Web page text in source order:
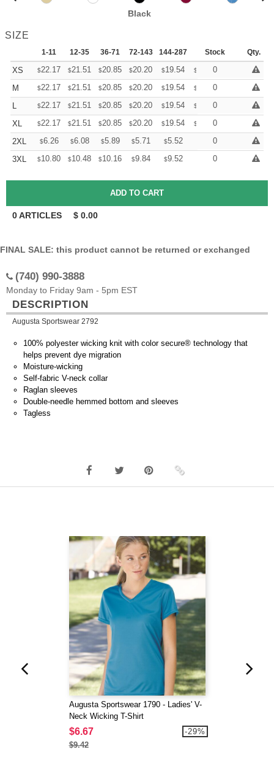
Black
SIZE
1-11 12-35 36-71 72-143 144-287 288 + More
Stock Qty.
XS $22.17 $21.51 $20.85 $20.20 $19.54 $ 19.21
0
M
$22.17 $21.51 $20.85 $20.20 $19.54 $ 19.21
0
L
$22.17 $21.51 $20.85 $20.20 $19.54 $ 19.21
0
XL
$22.17 $21.51 $20.85 $20.20 $19.54 $ 19.21
0
2XL
$6.26 $6.08 $5.89 $5.71 $5.52 5.430
3XL
$10.80 $10.48 $10.16 $9.84 $9.52 9.360
0ARTICLES $ 0.00
FINAL SALE: this product cannot be returned or exchanged
(740) 990-3888
Monday to Friday 9am - 5pm EST
DESCRIPTION
Augusta Sportswear 2792
100% polyester wicking knit with color secure® technology that
helps prevent dye migration
Moisture-wicking
Self-fabric V-neck collar
Raglan sleeves
Double-needle hemmed bottom and sleeves
Tagless
Augusta Sportswear 1790 - Ladies' V-
Neck Wicking T-Shirt
$6.67
$9.42
-29%